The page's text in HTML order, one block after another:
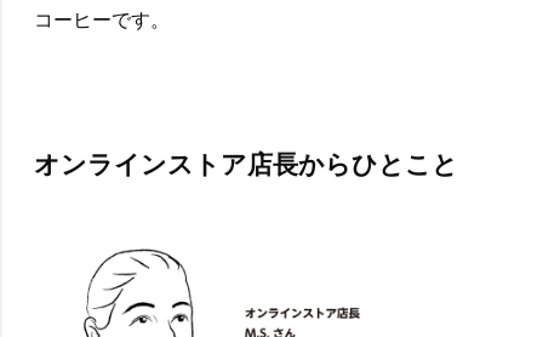
コーヒーです。
オンラインストア店長からひとこと